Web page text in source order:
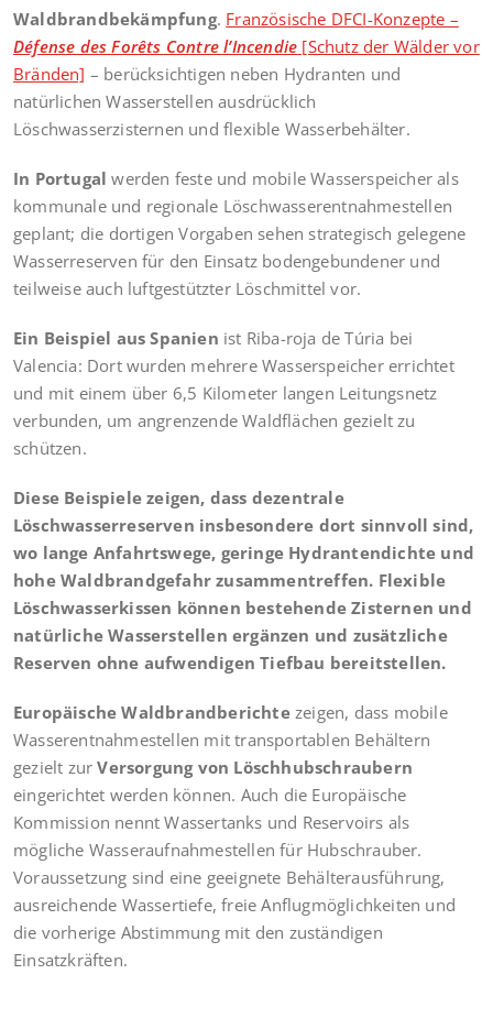
Waldbrandbekämpfung. Französische DFCI-Konzepte –
Défense des Forêts Contre l’Incendie [Schutz der Wälder vor
Bränden] – berücksichtigen neben Hydranten und
natürlichen Wasserstellen ausdrücklich
Löschwasserzisternen und flexible Wasserbehälter.
In Portugal werden feste und mobile Wasserspeicher als
kommunale und regionale Löschwasserentnahmestellen
geplant; die dortigen Vorgaben sehen strategisch gelegene
Wasserreserven für den Einsatz bodengebundener und
teilweise auch luftgestützter Löschmittel vor.
Ein Beispiel aus Spanien ist Riba-roja de Túria bei
Valencia: Dort wurden mehrere Wasserspeicher errichtet
und mit einem über 6,5 Kilometer langen Leitungsnetz
verbunden, um angrenzende Waldflächen gezielt zu
schützen.
Diese Beispiele zeigen, dass dezentrale
Löschwasserreserven insbesondere dort sinnvoll sind,
wo lange Anfahrtswege, geringe Hydrantendichte und
hohe Waldbrandgefahr zusammentreffen. Flexible
Löschwasserkissen können bestehende Zisternen und
natürliche Wasserstellen ergänzen und zusätzliche
Reserven ohne aufwendigen Tiefbau bereitstellen.
Europäische Waldbrandberichtezeigen, dass mobile
Wasserentnahmestellen mit transportablen Behältern
gezielt zurVersorgung von Löschhubschraubern
eingerichtet werden können. Auch die Europäische
Kommission nennt Wassertanks und Reservoirs als
mögliche Wasseraufnahmestellen für Hubschrauber.
Voraussetzung sind eine geeignete Behälterausführung,
ausreichende Wassertiefe, freie Anflugmöglichkeiten und
die vorherige Abstimmung mit den zuständigen
Einsatzkräften.